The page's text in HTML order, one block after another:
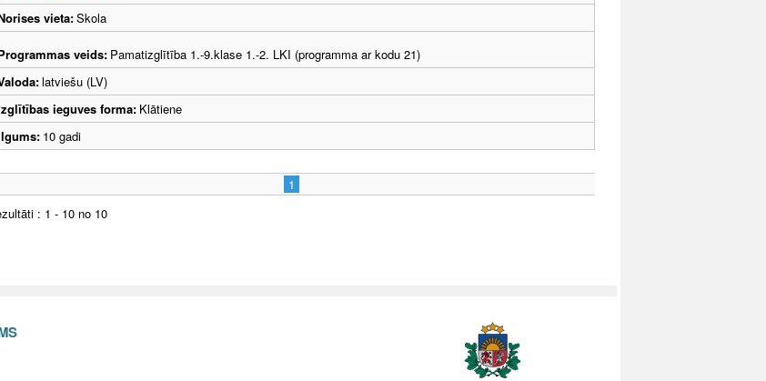
vieta:Skola
veids: Pamatizglītība 1.-9.klase 1.-2. LKI (programma ar kodu 21)
latviešu (LV)
ieguves forma: Klātiene
10 gadi
1
: 1 - 10 no 10